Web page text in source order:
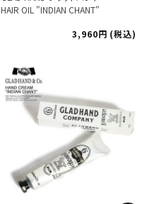
HAIR OIL "INDIAN CHANT"
3,960
税込